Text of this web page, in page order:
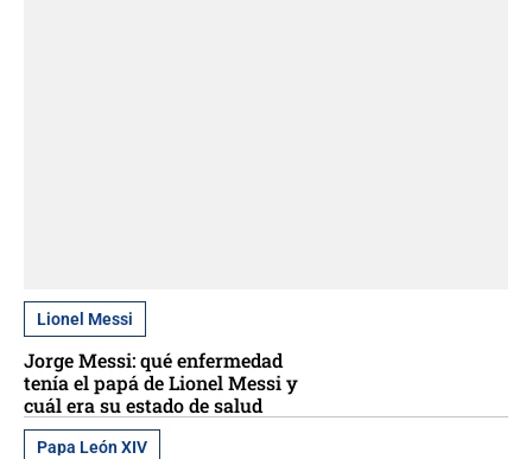
Lionel Messi
Jorge Messi: qué enfermedad
tenía el papá de Lionel Messi y
cuál era su estado de salud
Papa León XIV